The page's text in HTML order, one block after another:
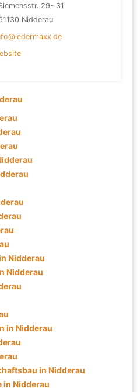
29- 31
Nidderau
Nidderau
Nidderau
in Nidderau
in Nidderau
in Nidderau